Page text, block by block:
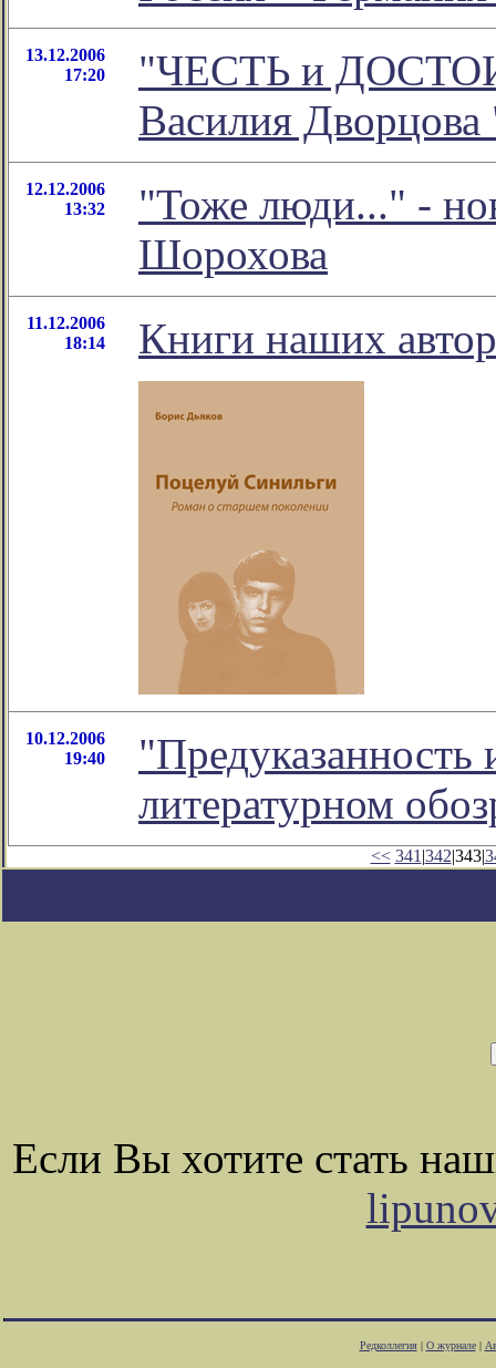
13.12.2006
17:20
"ЧЕСТЬ и
Василия
12.12.2006
13:32
"Тоже люди..." -
Шорохова
11.12.2006
18:14
Книги наших
10.12.2006
19:40
"Предуказанность
литературном
<< 341 |342|343|
Если Вы хотите стать
Редколлегия| О журнале|